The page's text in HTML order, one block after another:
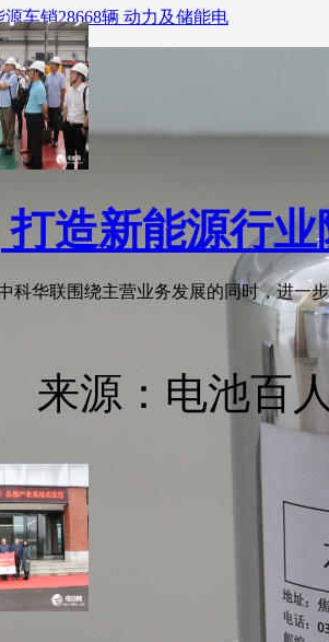
车销28668辆 动力及储能电
打造新能源行
科华联围绕主营业务发展的同时，进一
来源：电池百